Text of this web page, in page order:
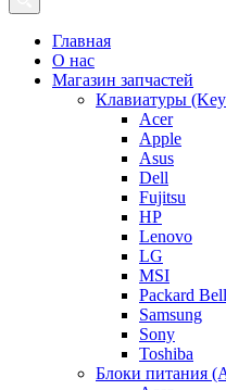
Главная
О нас
Магазин запчастей
Клавиатуры
Acer
Apple
Asus
Dell
Fujitsu
HP
Lenovo
LG
MSI
Packard Bell
Samsung
Sony
Toshiba
Блоки питания